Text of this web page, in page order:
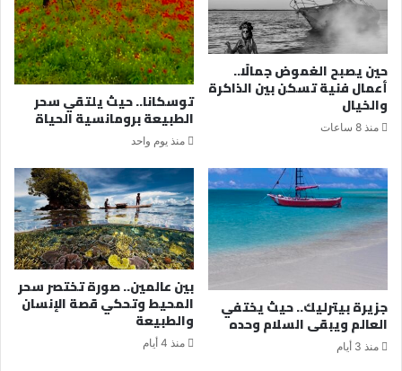
حين يصبح الغموض جمالًا..
أعمال فنية تسكن بين الذاكرة
والخيال
منذ 8 ساعات
توسكانا.. حيث يلتقي سحر
الطبيعة برومانسية الحياة
منذ يوم واحد
جزيرة بيترليك.. حيث يختفي
العالم ويبقى السلام وحده
منذ 3 أيام
بين عالمين.. صورة تختصر سحر
المحيط وتحكي قصة الإنسان
والطبيعة
منذ 4 أيام